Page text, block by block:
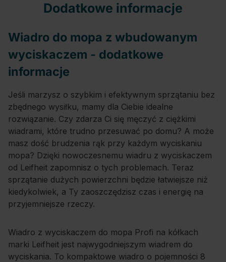
Dodatkowe informacje
Wiadro do mopa z wbudowanym
wyciskaczem - dodatkowe
informacje
Jeśli marzysz o szybkim i efektywnym sprzątaniu bez
zbędnego wysiłku, mamy dla Ciebie idealne
rozwiązanie. Czy zdarza Ci się męczyć z ciężkimi
wiadrami, które trudno przesuwać po domu? A może
masz dość brudzenia rąk przy każdym wyciskaniu
mopa? Dzięki nowoczesnemu wiadru z wyciskaczem
od Leifheit zapomnisz o tych problemach. Teraz
sprzątanie dużych powierzchni będzie łatwiejsze niż
kiedykolwiek, a Ty zaoszczędzisz czas i energię na
przyjemniejsze rzeczy.
Wiadro z wyciskaczem do mopa Profi na kółkach
marki Leifheit jest najwygodniejszym wiadrem do
wyciskania. To kompaktowe wiadro o pojemności 8